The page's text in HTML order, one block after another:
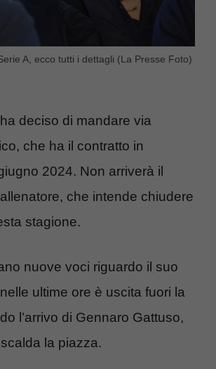
A, ecco tutti i dettagli (La Presse Foto)
deciso di mandare via
che ha il contratto in
2024. Non arriverà il
che intende chiudere
stagione.
nuove voci riguardo il suo
ultime ore è uscita fuori la
l’arrivo di Gennaro Gattuso,
la piazza.